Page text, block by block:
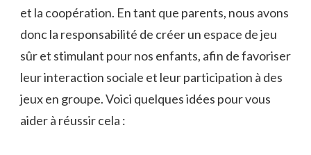
et ⁣la coopération. En tant que ‌parents, nous avons
donc la responsabilité de‌ créer‌ un espace de jeu
sûr et⁢ stimulant pour ⁣nos enfants, afin de favoriser
‌leur interaction sociale ‍et⁤ leur participation à des
jeux en groupe. Voici quelques idées pour ‌vous
aider à réussir cela :